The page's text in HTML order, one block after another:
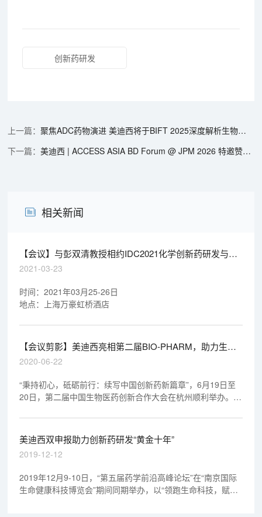
创新药研发
聚焦ADC药物演进 美迪西将于BIFT 2025深度解析生物分析挑战与对策
美迪西 | ACCESS ASIA BD Forum @ JPM 2026 特邀赞助方
相关新闻
【会议】与彭双清教授相约IDC2021化学创新药研发与分
析论坛
2021-03-23
时间：2021年03月25-26日
地点：上海万豪虹桥酒店
【会议剪影】美迪西亮相第二届BIO-PHARM，助力生物
创新药研发
2020-06-22
“秉持初心，砥砺前行：续写中国创新药新篇章”，6月19日至
20日，第二届中国生物医药创新合作大会在杭州顺利举办。作
家齐聚一堂，盛况空前。
美迪西双申报助力创新药研发“黄金十年”
2019-12-12
2019年12月9-10日，“第五届药学前沿高峰论坛”在“南京国际
生命健康科技博览会”期间同期举办，以“领跑生命科技，赋能